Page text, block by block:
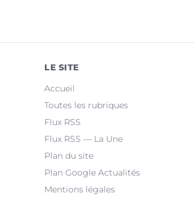
LE SITE
Accueil
Toutes les rubriques
Flux RSS
Flux RSS — La Une
Plan du site
Plan Google Actualités
Mentions légales